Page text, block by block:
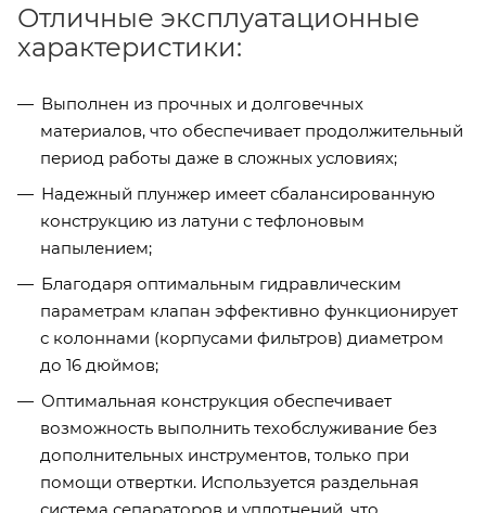
Отличные эксплуатационные
характеристики:
Выполнен из прочных и долговечных
материалов, что обеспечивает продолжительный
период работы даже в сложных условиях;
Надежный плунжер имеет сбалансированную
конструкцию из латуни с тефлоновым
напылением;
Благодаря оптимальным гидравлическим
параметрам клапан эффективно функционирует
с колоннами (корпусами фильтров) диаметром
до 16 дюймов;
Оптимальная конструкция обеспечивает
возможность выполнить техобслуживание без
дополнительных инструментов, только при
помощи отвертки. Используется раздельная